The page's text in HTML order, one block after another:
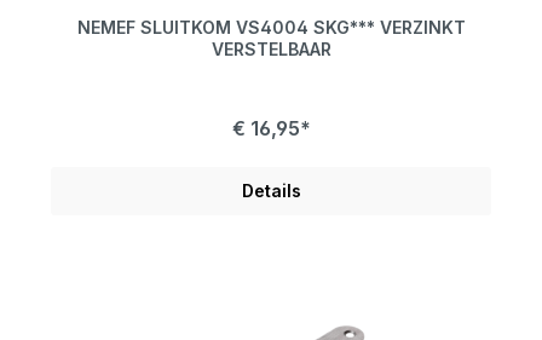
NEMEF SLUITKOM VS4004 SKG*** VERZINKT
VERSTELBAAR
€ 16,95*
Details